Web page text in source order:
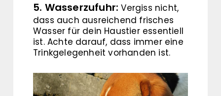
5. Wasserzufuhr: Vergiss nicht,
dass auch ausreichend frisches
Wasser für dein Haustier essentiell
ist. Achte darauf, dass immer eine
Trinkgelegenheit vorhanden ist.